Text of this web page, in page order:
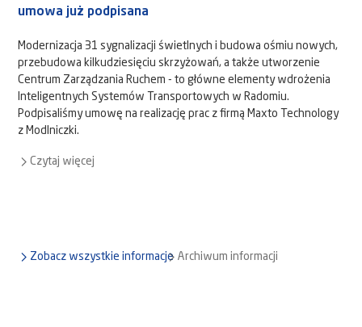
umowa już podpisana
Modernizacja 31 sygnalizacji świetlnych i budowa ośmiu nowych,
przebudowa kilkudziesięciu skrzyżowań, a także utworzenie
Centrum Zarządzania Ruchem - to główne elementy wdrożenia
Inteligentnych Systemów Transportowych w Radomiu.
Podpisaliśmy umowę na realizację prac z firmą Maxto Technology
z Modlniczki.
Czytaj więcej
Zobacz wszystkie informacje Archiwum informacji